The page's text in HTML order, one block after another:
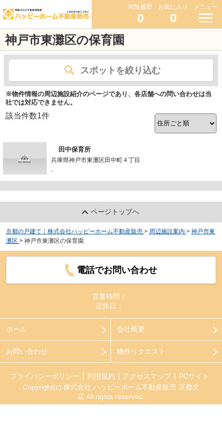
閲覧履歴
0
お気に入り
0
メニュー
神戸市東灘区の保育園
スポットを絞り込む
※物件情報の周辺施設紹介のページであり、各店舗への問い合わせは当
社では対応できません。
該当件数1件
田中保育所
兵庫県神戸市東灘区田中町４丁目
-
ページトップへ
京都の戸建て｜株式会社ハッピーホーム不動産販売 > 周辺施設案内 > 神戸市東
灘区 > 神戸市東灘区の保育園
電話でお問い合わせ
営業時間：
定休日：
ホーム 会社概要
お問い合わせ 物件リクエスト
プライバシーポリシー 利用規約 アクセスマップ
PCサイト
Copyright(c) 株式会社 ハッピーホーム不動産販売 京都支
店 All rights reserved.